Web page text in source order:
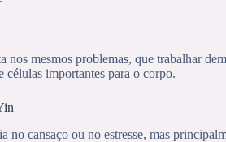
nos mesmos problemas, que trabalhar
células importantes para o corpo.
no cansaço ou no estresse, mas